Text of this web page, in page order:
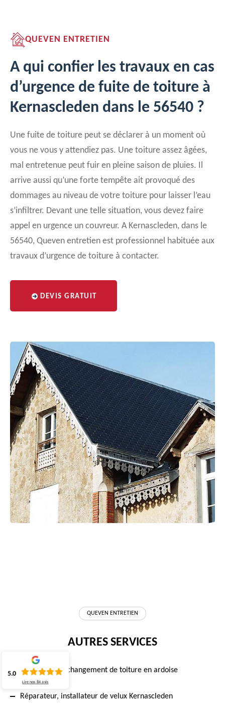
QUEVEN ENTRETIEN
A qui confier les travaux en cas
d’urgence de fuite de toiture à
Kernascleden dans le 56540 ?
Une fuite de toiture peut se déclarer à un moment où
vous ne vous y attendiez pas. Une toiture assez âgées,
mal entretenue peut fuir en pleine saison de pluies. Il
arrive aussi qu’une forte tempête ait provoqué des
dommages au niveau de votre toiture pour laisser l’eau
s’infiltrer. Devant une telle situation, vous devez faire
appel en urgence un couvreur. A Kernascleden, dans le
56540, Queven entretien est professionnel habituée aux
travaux d’urgence de toiture à contacter.
DEVIS GRATUIT
QUEVEN ENTRETIEN
AUTRES SERVICES
Réparation et changement de toiture en ardoise
Kernascleden
Réparateur, installateur de velux Kernascleden
5.0
Lire nos84 avis